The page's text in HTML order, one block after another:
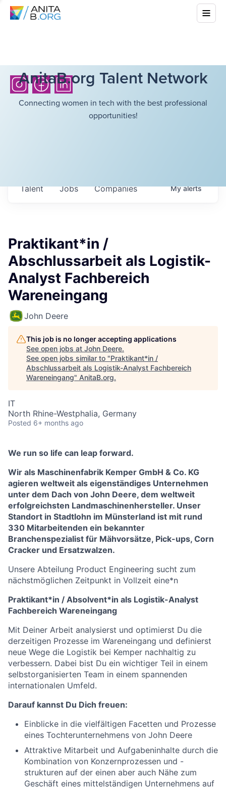
AnitaB.org Talent Network
Connecting women in tech with the best professional
opportunities!
Jobs Companies
Talent Myalerts
Praktikant*in /
Abschlussarbeit als Logistik-
Analyst Fachbereich
Wareneingang
John Deere
This job is no longer accepting applications
See open jobs at John Deere.
See open jobs similar to "Praktikant*in /
Abschlussarbeit als Logistik-Analyst Fachbereich
Wareneingang" AnitaB.org.
IT
North Rhine-Westphalia, Germany
Posted 6+ months ago
We run so life can leap forward.
Wir als Maschinenfabrik Kemper GmbH & Co. KG
agieren weltweit als eigenständiges Unternehmen
unter dem Dach von John Deere, dem weltweit
erfolgreichsten Landmaschinenhersteller. Unser
Standort in Stadtlohn im Münsterland ist mit rund
330 Mitarbeitenden ein bekannter
Branchenspezialist für Mähvorsätze, Pick-ups, Corn
Cracker und Ersatzwalzen.
Unsere Abteilung Product Engineering sucht zum
nächstmöglichen Zeitpunkt in Vollzeit eine*n
Praktikant*in / Absolvent*in als Logistik-Analyst
Fachbereich Wareneingang
Mit Deiner Arbeit analysierst und optimierst Du die
derzeitigen Prozesse im Wareneingang und definierst
neue Wege die Logistik bei Kemper nachhaltig zu
verbessern. Dabei bist Du ein wichtiger Teil in einem
selbstorganisierten Team in einem spannenden
internationalen Umfeld.
Darauf kannst Du Dich freuen:
Einblicke in die vielfältigen Facetten und Prozesse
eines Tochterunternehmens von John Deere
Attraktive Mitarbeit und Aufgabeninhalte durch die
Kombination von Konzernprozessen und -
strukturen auf der einen aber auch Nähe zum
Geschäft eines mittelständigen Unternehmens auf